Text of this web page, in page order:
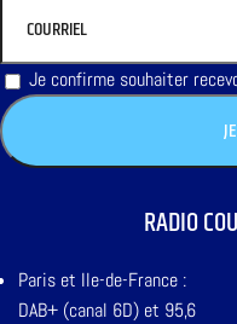
Je confirme souhaiter
RADIO
Paris et Ile-de-France :
DAB+ (canal 6D) et 95,6